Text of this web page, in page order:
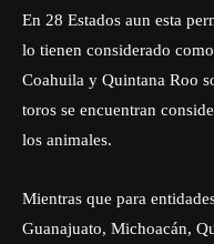
En 28 Estados aun esta
lo tienen considerado
Coahuila y Quintana Roo
toros se encuentran
los animales.
Mientras que para
Guanajuato, Michoacán,